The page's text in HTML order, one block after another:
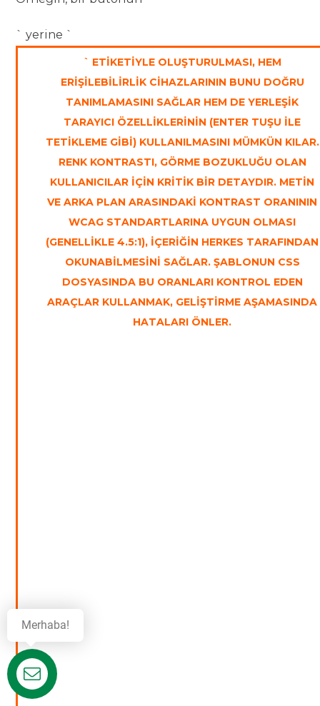
` yerine `
` ETIKETIYLE OLUŞTURULMASI, HEM
ERIŞILEBILIRLIK CIHAZLARININ BUNU DOĞRU
TANIMLAMASINI SAĞLAR HEM DE YERLEŞIK
TARAYICI ÖZELLIKLERININ (ENTER TUŞU ILE
TETIKLEME GIBI) KULLANILMASINI MÜMKÜN KILAR.
RENK KONTRASTI, GÖRME BOZUKLUĞU OLAN
KULLANICILAR IÇIN KRITIK BIR DETAYDIR. METIN
VE ARKA PLAN ARASINDAKI KONTRAST ORANININ
WCAG STANDARTLARINA UYGUN OLMASI
(GENELLIKLE 4.5:1), IÇERIĞIN HERKES TARAFINDAN
OKUNABILMESINI SAĞLAR. ŞABLONUN CSS
DOSYASINDA BU ORANLARI KONTROL EDEN
ARAÇLAR KULLANMAK, GELIŞTIRME AŞAMASINDA
HATALARI ÖNLER.
Destek
Merhaba!